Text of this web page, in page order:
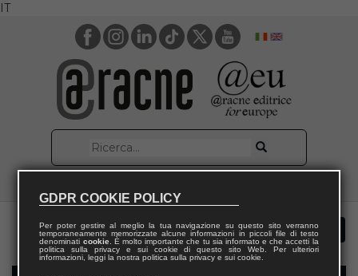
IT
GDPR COOKIE POLICY
Per poter gestire al meglio la tua navigazione su questo sito verranno
temporaneamente memorizzate alcune informazioni in piccoli file di testo
denominati cookie. È molto importante che tu sia informato e che accetti la
politica sulla privacy e sui cookie di questo sito Web. Per ulteriori
informazioni, leggi la nostra politica sulla privacy e sui cookie.